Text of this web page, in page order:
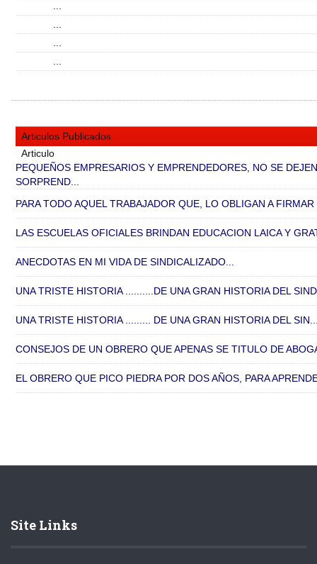
Articulos Publicados
Articulo
PEQUEÑOS EMPRESARIOS Y EMPRENDEDORES, NO SE DEJEN
SORPREND...
PARA TODO AQUEL TRABAJADOR QUE, LO OBLIGAN A
LAS ESCUELAS OFICIALES BRINDAN EDUCACION LAICA Y
ANECDOTAS EN MI VIDA DE SINDICALIZADO...
UNA TRISTE HISTORIA ..........DE UNA GRAN HISTORIA DEL
UNA TRISTE HISTORIA ......... DE UNA GRAN HISTORIA DEL
CONSEJOS DE UN OBRERO QUE APENAS SE TITULO DE
EL OBRERO QUE PICO PIEDRA POR DOS AÑOS, PARA
Site Links